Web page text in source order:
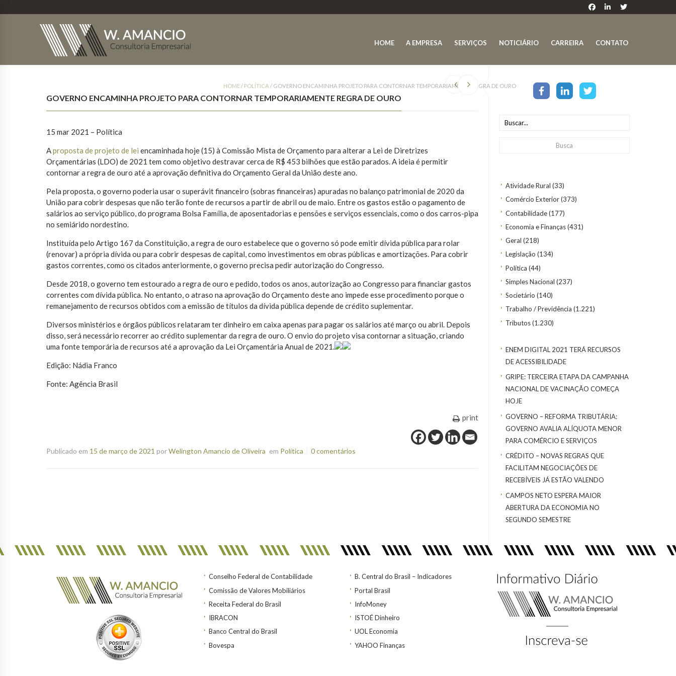
HOME A EMPRESA SERVIÇOS NOTICIÁRIO CARREIRA CONTATO
Atividade Rural (33)
Comércio Exterior(373)
Contabilidade(177)
Economia e Finanças(431)
Geral (218)
Legislação (134)
Política (44)
Simples Nacional (237)
Societário (140)
Trabalho / Previdência (1.221)
Tributos(1.230)
ENEM DIGITAL 2021 TERÁ RECURSOS
DE ACESSIBILIDADE
GRIPE: TERCEIRA ETAPA DA CAMPANHA
NACIONAL DE VACINAÇÃO COMEÇA
HOJE
GOVERNO – REFORMA TRIBUTÁRIA:
GOVERNO AVALIA ALÍQUOTA MENOR
PARA COMÉRCIO E SERVIÇOS
CRÉDITO – NOVAS REGRAS QUE
FACILITAM NEGOCIAÇÕES DE
RECEBÍVEIS JÁ ESTÃO VALENDO
CAMPOS NETO ESPERA MAIOR
ABERTURA DA ECONOMIA NO
SEGUNDO SEMESTRE
HOME/ POLÍTICA / GOVERNO ENCAMINHA PROJETO PARA CONTORNAR TEMPORARIAMENTE REGRA DE OURO
GOVERNO ENCAMINHA PROJETO PARA CONTORNAR TEMPORARIAMENTE REGRA DE OURO
15 mar 2021 – Política
Aproposta de projeto de lei encaminhada hoje (15) à Comissão Mista de Orçamento para alterar a Lei de Diretrizes
Orçamentárias (LDO) de 2021 tem como objetivo destravar cerca de R$ 453 bilhões que estão parados. A ideia é permitir
contornar a regra de ouro até a aprovação definitiva do Orçamento Geral da União deste ano.
Pela proposta, o governo poderia usar o superávit financeiro (sobras financeiras) apuradas no balanço patrimonial de 2020 da
União para cobrir despesas que não terão fonte de recursos a partir de abril ou de maio. Entre os gastos estão o pagamento de
salários ao serviço público, do programa Bolsa Família, de aposentadorias e pensões e serviços essenciais, como o dos carros-pipa
no semiárido nordestino.
Instituída pelo Artigo 167 da Constituição, a regra de ouro estabelece que o governo só pode emitir dívida pública para rolar
(renovar) a própria dívida ou para cobrir despesas de capital, como investimentos em obras públicas e amortizações. Para cobrir
gastos correntes, como os citados anteriormente, o governo precisa pedir autorização do Congresso.
Desde 2018, o governo tem estourado a regra de ouro e pedido, todos os anos, autorização ao Congresso para financiar gastos
correntes com dívida pública. No entanto, o atraso na aprovação do Orçamento deste ano impede esse procedimento porque o
remanejamento de recursos obtidos com a emissão de títulos da dívida pública depende de crédito suplementar.
Diversos ministérios e órgãos públicos relataram ter dinheiro em caixa apenas para pagar os salários até março ou abril. Depois
disso, será necessário recorrer ao crédito suplementar da regra de ouro. O envio do projeto visa contornar a situação, criando
uma fonte temporária de recursos até a aprovação da Lei Orçamentária Anual de 2021.
Edição: Nádia Franco
Fonte: Agência Brasil
print
Publicado em 15 de março de 2021 porWelington Amancio de Oliveira em Política 0 comentários
Conselho Federal de Contabilidade
Comissão de Valores Mobiliários
Receita Federal do Brasil
IBRACON
Banco Central do Brasil
Bovespa
B. Central do Brasil – Indicadores
Portal Brasil
InfoMoney
ISTOÉ Dinheiro
UOL Economia
YAHOO Finanças